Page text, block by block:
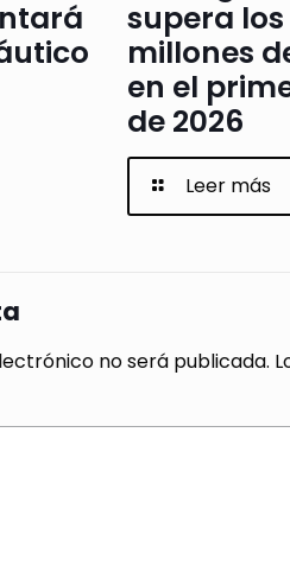
supera los
millones
en el
de 2026
Leer más
no será publicada.